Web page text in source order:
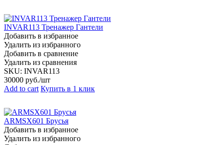
INVAR113 Тренажер Гантели
Добавить в избранное
Удалить из избранного
Добавить в сравнение
Удалить из сравнения
SKU: INVAR113
30000 руб./шт
Add to cart Купить в 1 клик
ARMSX601 Брусья
Добавить в избранное
Удалить из избранного